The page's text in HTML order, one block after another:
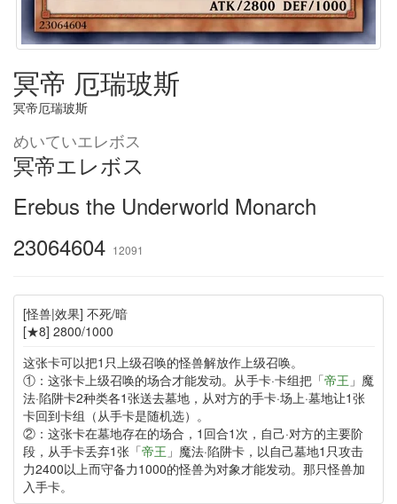
冥帝 厄瑞玻斯
冥帝厄瑞玻斯
めいていエレボス
冥帝エレボス
Erebus the Underworld Monarch
23064604 12091
[怪兽|效果] 不死/暗
[★8] 2800/1000
这张卡可以把1只上级召唤的怪兽解放作上级召唤。
①：这张卡上级召唤的场合才能发动。从手卡·卡组把「帝王 」魔
法·陷阱卡2种类各1张送去墓地，从对方的手卡·场上·墓地让1张
卡回到卡组（从手卡是随机选）。
②：这张卡在墓地存在的场合，1回合1次，自己·对方的主要阶
段，从手卡丢弃1张「帝王 」魔法·陷阱卡，以自己墓地1只攻击
力2400以上而守备力1000的怪兽为对象才能发动。那只怪兽加
入手卡。